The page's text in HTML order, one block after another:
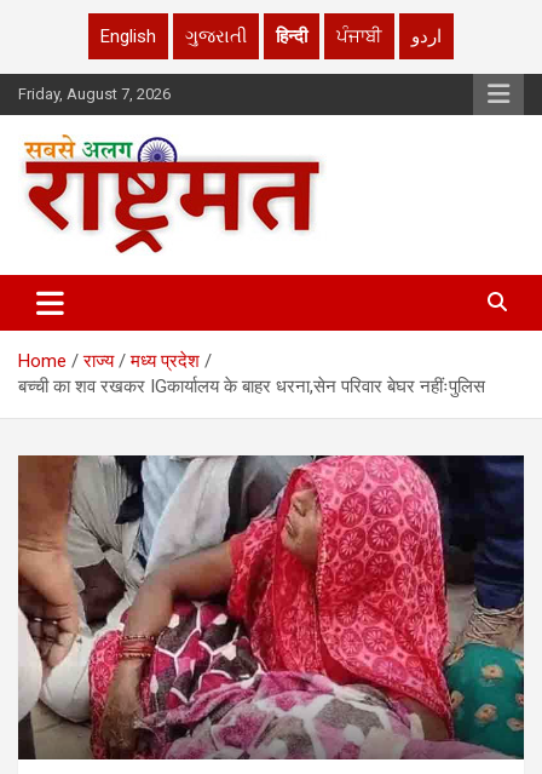
English ગુજરાતી हिन्दी ਪੰਜਾਬੀ اردو
Skip
to
Friday, August 7, 2026
rashtrmat.com
Home राज्य
मध्य प्रदेश
बच्ची का शव रखकर IGकार्यालय के बाहर धरना,सेन परिवार बेघर नहींःपुलिस